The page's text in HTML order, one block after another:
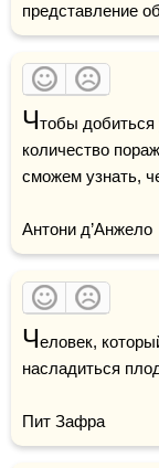
представление
Чтобы добиться
количество
сможем узнать,
Антони д’Анжело
Человек,
насладиться
Пит Зафра